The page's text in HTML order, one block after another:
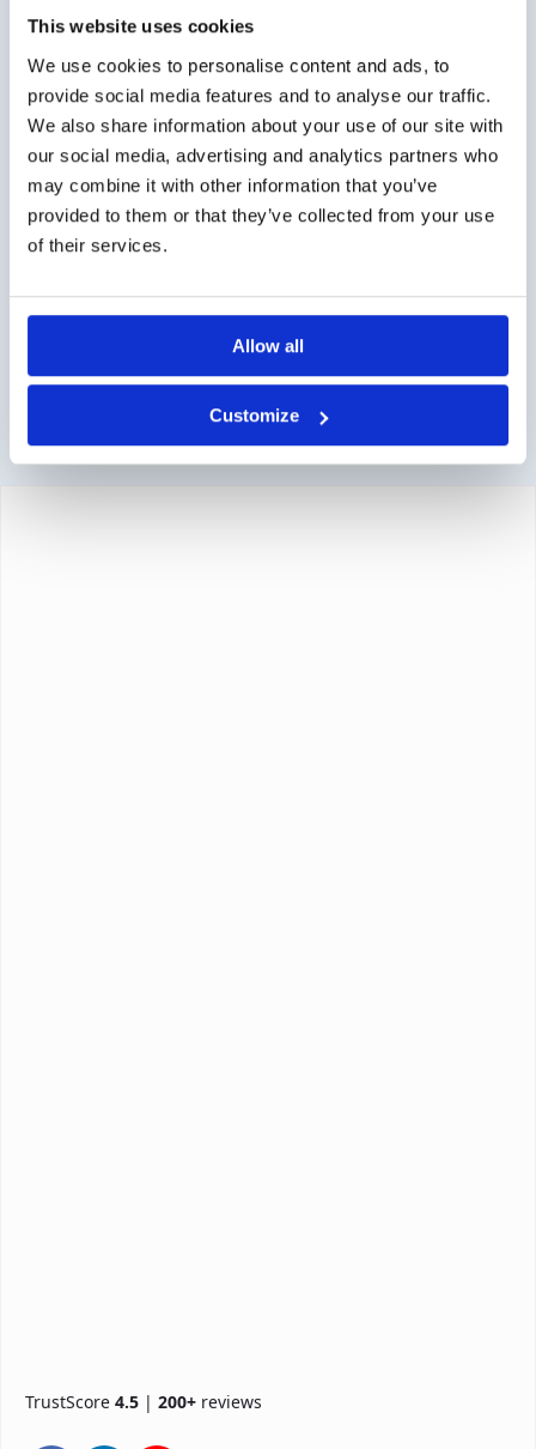
This website uses cookies
We use cookies to personalise content and ads, to
provide social media features and to analyse our traffic.
We also share information about your use of our site with
our social media, advertising and analytics partners who
may combine it with other information that you’ve
provided to them or that they’ve collected from your use
of their services.
Allow all
Customize
Geschäftskunde?
Lieferung auf Rechnung möglich. Kontaktieren Sie uns
für ein Angebot oder bestellen Sie direkt über den
Webshop.
Fragen?
Kontakt über info@medi-sense.nl oder +31 (0)6 27899756
Wir haben verschiedene Zahlungsmöglichkeiten wie
Kreditkarte und PayPal.
TrustScore 4.5 | 200+ reviews